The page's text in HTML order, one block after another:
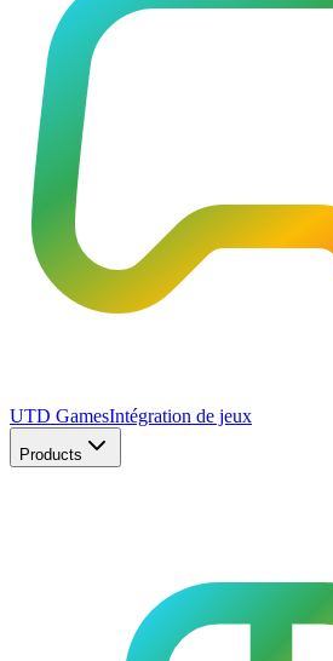
UTD GamesIntégration de jeux
Products